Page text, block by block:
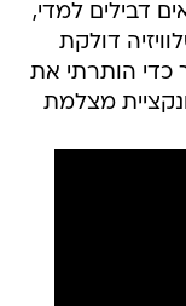
דבילים למדי,
דולקת
כדי הותרתי את
מצלמת